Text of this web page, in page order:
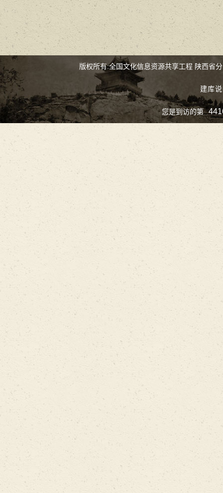
版权所有:全国文化信息资源共享工程 陕西省
建库
您是到访的第